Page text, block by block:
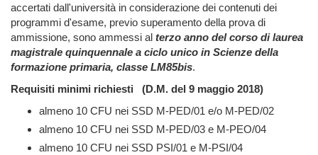
accertati dall'università in considerazione dei contenuti dei
programmi d'esame, previo superamento della prova di
ammissione, sono ammessi al terzo anno del corso di laurea
magistrale quinquennale a ciclo unico in Scienze della
formazione primaria, classe LM85bis.
Requisiti minimi richiesti (D.M. del 9 maggio 2018)
almeno 10 CFU nei SSD M-PED/01 e/o M-PED/02
almeno 10 CFU nei SSD M-PED/03 e M-PEO/04
almeno 10 CFU nei SSD PSI/01 e M-PSI/04